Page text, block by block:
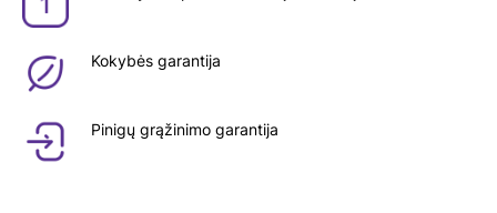
Kokybės garantija
Pinigų grąžinimo garantija